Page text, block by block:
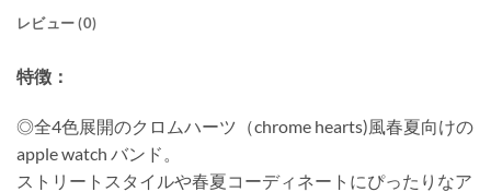
レビュー (0)
特徴：
◎全4色展開のクロムハーツ（chrome hearts)風春夏向けの
apple watch バンド。
ストリートスタイルや春夏コーディネートにぴったりなア